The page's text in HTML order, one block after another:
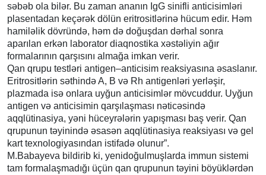
səbəb ola bilər. Bu zaman ananın IgG sinifli anticisimləri
plasentadan keçərək dölün eritrositlərinə hücum edir. Həm
hamiləlik dövründə, həm də doğuşdan dərhal sonra
aparılan erkən laborator diaqnostika xəstəliyin ağır
formalarının qarşısını almağa imkan verir.
Qan qrupu testləri antigen–anticisim reaksiyasına əsaslanır.
Eritrositlərin səthində A, B və Rh antigenləri yerləşir,
plazmada isə onlara uyğun anticisimlər mövcuddur. Uyğun
antigen və anticisimin qarşılaşması nəticəsində
aqqlütinasiya, yəni hüceyrələrin yapışması baş verir. Qan
qrupunun təyinində əsasən aqqlütinasiya reaksiyası və gel
kart texnologiyasından istifadə olunur”.
M.Babayeva bildirib ki, yenidoğulmuşlarda immun sistemi
tam formalaşmadığı üçün qan qrupunun təyini böyüklərdən